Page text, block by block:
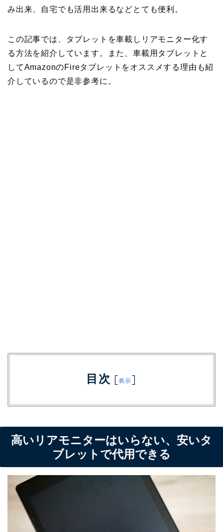
み出来、自宅でも活用出来るなどとても便利。
この記事では、タブレットを車載しリアモニター化す
る方法を紹介しています。また、車載用タブレットと
してAmazonのFireタブレットをオススメする理由も紹
介しているので是非参考に。
目次 [表示]
高いリアモニターはいらない、安いタ
ブレットで代用できる